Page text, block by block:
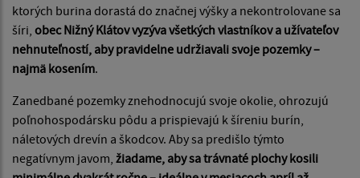
ktorých burina dorastá do značnej výšky a nekontrolovane sa
šíri, obec Nižný Klátov vyzýva všetkých vlastníkov a užívateľov
nehnuteľností, aby pravidelne udržiavali svoje pozemky –
najmä kosením.
Zanedbané pozemky znehodnocujú svoje okolie, ohrozujú
poľnohospodársku pôdu a prispievajú k šíreniu burín,
náletových drevín a škodcov. Aby sa predišlo týmto
negatívnym javom, žiadame, aby sa trávnaté plochy kosili